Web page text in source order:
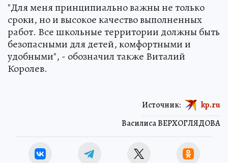
"Для меня принципиально важны не только
сроки, но и высокое качество выполненных
работ. Все школьные территории должны быть
безопасными для детей, комфортными и
удобными", - обозначил также Виталий
Королев.
Василиса ВЕРХОГЛЯДОВА
Источник: kp.ru